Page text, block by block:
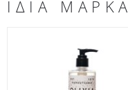
ΙΔΙΑ ΜΑΡΚΑ